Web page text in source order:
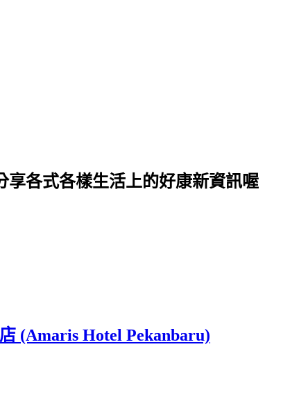
享各式各樣生活上的好康新資訊喔
(Amaris Hotel Pekanbaru)